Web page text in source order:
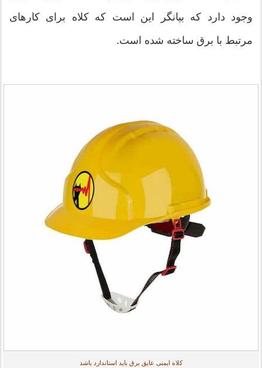
وجود دارد که بیانگر این است که کلاه برای کارهای
مرتبط با برق ساخته شده است.
کلاه ایمنی عایق برق باید استاندارد باشد